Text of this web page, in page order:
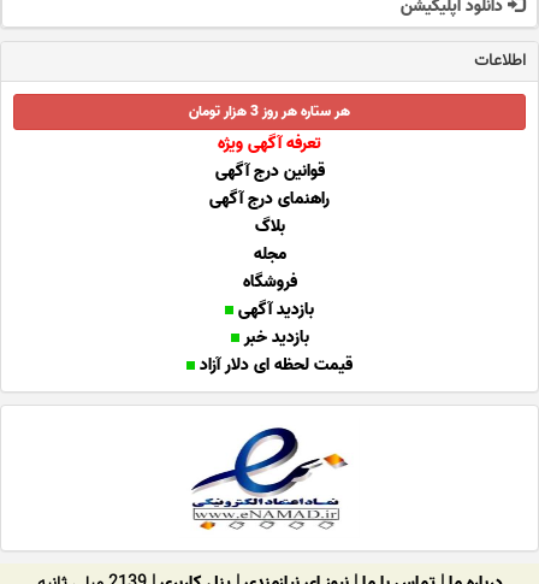
دانلود اپلیکیشن
اطلاعات
هر ستاره هر روز 3 هزار تومان
تعرفه آگهی ویژه
قوانین درج آگهی
راهنمای درج آگهی
بلاگ
مجله
فروشگاه
بازدید آگهی
بازدید خبر
قیمت لحظه ای دلار آزاد